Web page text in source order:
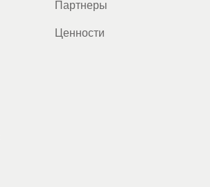
Партнеры
Ценности